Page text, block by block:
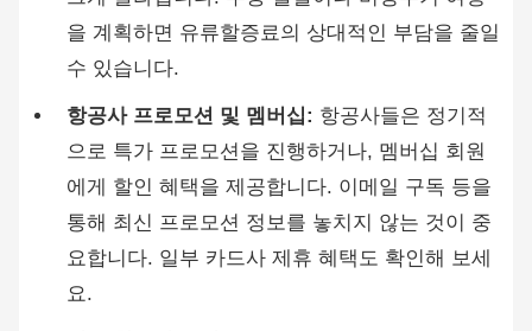
을 계획하면 유류할증료의 상대적인 부담을 줄일
수 있습니다.
항공사 프로모션 및 멤버십: 항공사들은 정기적
으로 특가 프로모션을 진행하거나, 멤버십 회원
에게 할인 혜택을 제공합니다. 이메일 구독 등을
통해 최신 프로모션 정보를 놓치지 않는 것이 중
요합니다. 일부 카드사 제휴 혜택도 확인해 보세
요.